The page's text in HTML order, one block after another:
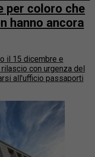
per coloro che
hanno ancora
il 15 dicembre e
con urgenza del
all’ufficio passaporti